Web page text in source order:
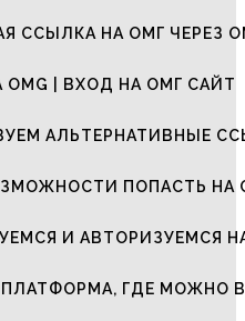
ССЫЛКА НА ОМГ ЧЕРЕЗ
| ВХОД НА ОМГ САЙТ
АЛЬТЕРНАТИВНЫЕ
ПОПАСТЬ НА
И АВТОРИЗУЕМСЯ
ПЛАТФОРМА, ГДЕ МОЖНО